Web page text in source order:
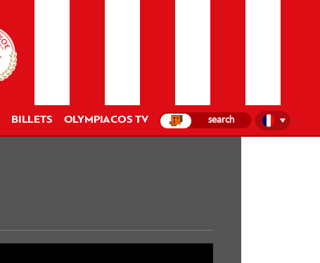
BILLETS OLYMPIACOS TV